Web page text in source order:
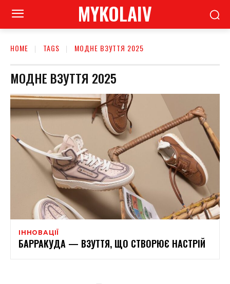
MYKOLAIV
HOME TAGS МОДНЕ ВЗУТТЯ 2025
МОДНЕ ВЗУТТЯ 2025
ІННОВАЦІЇ
БАРРАКУДА — ВЗУТТЯ, ЩО СТВОРЮЄ НАСТРІЙ